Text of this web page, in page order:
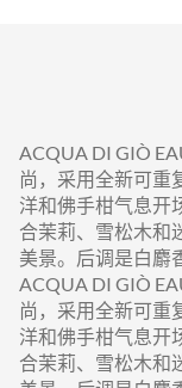
ACQUA DI GIÒ
尚，采用全新可重
洋和佛手柑气息开
合茉莉、雪松木和
美景。后调是白麝
ACQUA DI GIÒ
尚，采用全新可重
洋和佛手柑气息开
合茉莉、雪松木和